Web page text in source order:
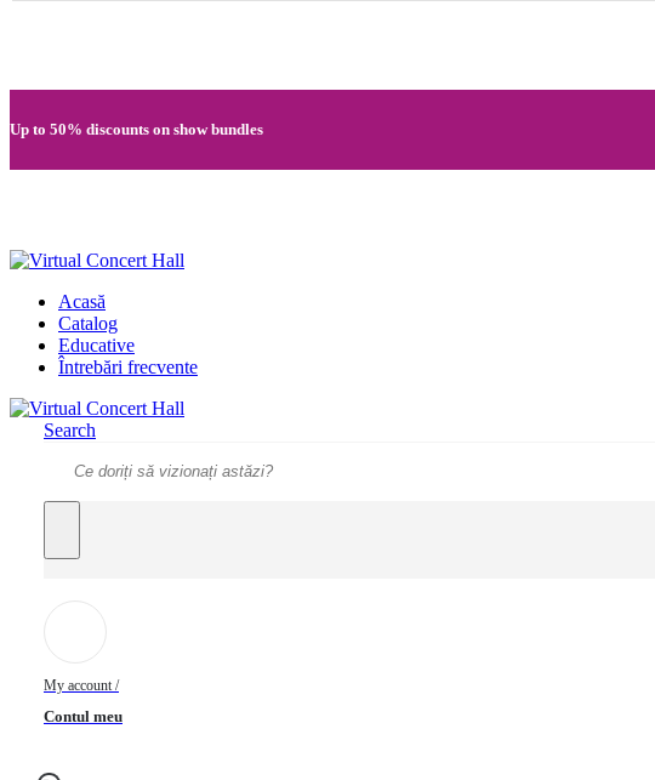
Up to 50% discounts on show bundles
Acasă
Catalog
Educative
Întrebări frecvente
Search
My account /
Contul meu